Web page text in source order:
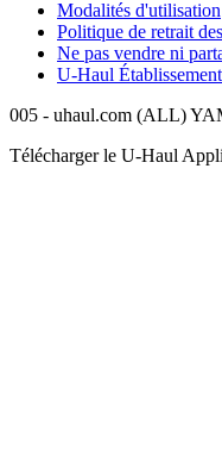
Modalités d'utilisation
Politique de retrait
Ne pas vendre ni
U-Haul
005 - uhaul.com (ALL)
Télécharger le U-Haul Appli